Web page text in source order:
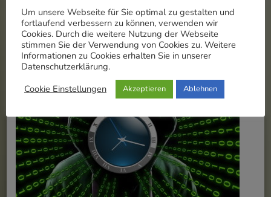
Quick FIX for the Microsoft CrowdStrike bug
Um unsere Webseite für Sie optimal zu gestalten und
fortlaufend verbessern zu können, verwenden wir
Cookies. Durch die weitere Nutzung der Webseite
stimmen Sie der Verwendung von Cookies zu. Weitere
Informationen zu Cookies erhalten Sie in unserer
Datenschutzerklärung.
Cookie Einstellungen
Akzeptieren Ablehnen